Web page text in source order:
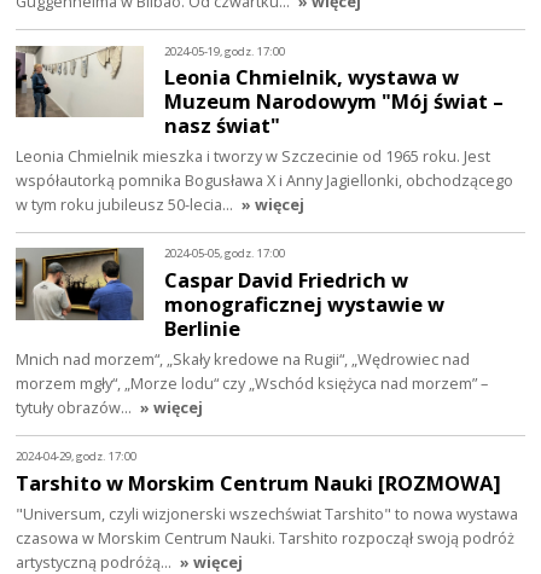
2024-05-19, godz. 17:00
Leonia Chmielnik, wystawa w
Muzeum Narodowym "Mój świat –
nasz świat"
Leonia Chmielnik mieszka i tworzy w Szczecinie od 1965 roku. Jest
współautorką pomnika Bogusława X i Anny Jagiellonki, obchodzącego
w tym roku jubileusz 50-lecia… » więcej
2024-05-05, godz. 17:00
Caspar David Friedrich w
monograficznej wystawie w
Berlinie
Mnich nad morzem“, „Skały kredowe na Rugii“, „Wędrowiec nad
morzem mgły“, „Morze lodu“ czy „Wschód księżyca nad morzem” –
tytuły obrazów… » więcej
2024-04-29, godz. 17:00
Tarshito w Morskim Centrum Nauki [ROZMOWA]
"Universum, czyli wizjonerski wszechświat Tarshito" to nowa wystawa
czasowa w Morskim Centrum Nauki. Tarshito rozpoczął swoją podróż
artystyczną podróżą… » więcej